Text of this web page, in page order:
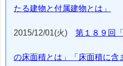
たる建物と付属建物とは」
2015/12/01(火) 第１８９回
の床面積とは」「床面積に含